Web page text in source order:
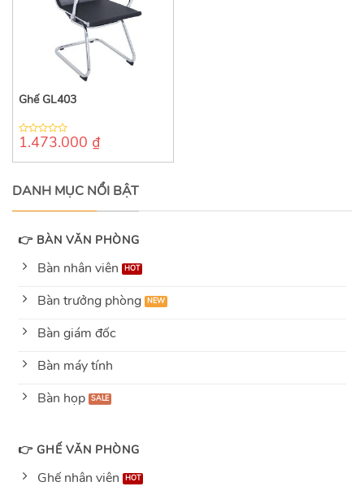
Ghế GL403
0
of
1.473.000 ₫
DANH MỤC NỔI BẬT
👉 BÀN VĂN PHÒNG
Bàn nhân viên
Bàn trưởng phòng
Bàn giám đốc
Bàn máy tính
Bàn họp
👉 GHẾ VĂN PHÒNG
Ghế nhân viên